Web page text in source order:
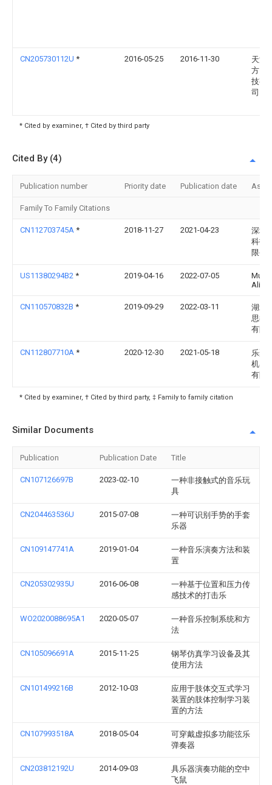
CN205730112U * 2016-05-25 2016-11-30
天津
方网
技有
司
* Cited by examiner, † Cited by third party
Cited By (4)
Publication number Priority date Publication date
Family To Family Citations
CN112703745A * 2018-11-27 2021-04-23
深圳
科技
限公
US11380294B2 * 2019-04-16 2022-07-05
Ali
CN110570832B * 2019-09-29 2022-03-11
湖北
思教
有限
CN112807710A * 2020-12-30 2021-05-18
乐聚(
机器
有限
* Cited by examiner, † Cited by third party, ‡ Family to family citation
Similar Documents
Publication Publication Date Title
CN107126697B 2023-02-10
一种非接触式的音乐玩
具
CN204463536U 2015-07-08
一种可识别手势的手套
乐器
CN109147741A 2019-01-04
一种音乐演奏方法和装
置
CN205302935U 2016-06-08
一种基于位置和压力传
感技术的打击乐
WO2020088695A1 2020-05-07
一种音乐控制系统和方
法
CN105096691A 2015-11-25
钢琴仿真学习设备及其
使用方法
CN101499216B 2012-10-03
应用于肢体交互式学习
装置的肢体控制学习装
置的方法
CN107993518A 2018-05-04
可穿戴虚拟多功能弦乐
弹奏器
CN203812192U 2014-09-03
具乐器演奏功能的空中
飞鼠